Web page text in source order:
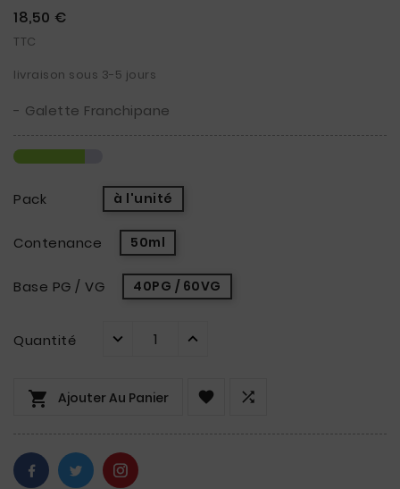
18,50 €
TTC
livraison sous 3-5 jours
- Galette Franchipane
Pack à l'unité
Contenance 50ml
Base PG / VG 40PG / 60VG
Quantité
 Ajouter Au Panier  